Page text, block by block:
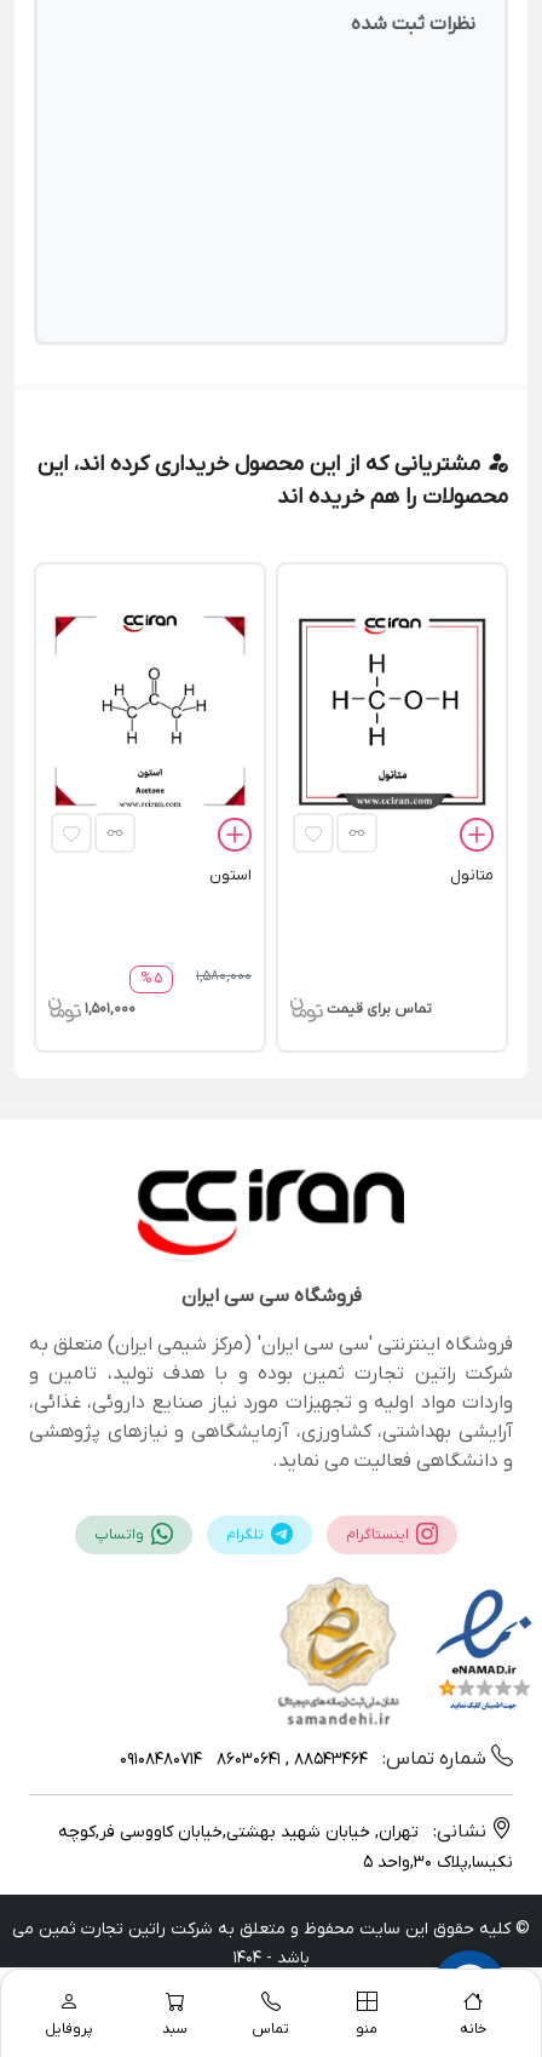
خانه منو تماس سبد پروفایل
نظرات ثبت شده
مشتریانی که از این محصول خریداری کرده اند، این
محصولات را هم خریده اند
متانول
تماس برای قیمت
استون
5 %
1,580,000
1,501,000
فروشگاهسی سی ایران
فروشگاه اینترنتی 'سی سی ایران' (مرکز شیمی ایران) متعلق به
شرکت راتین تجارت ثمین بوده و با هدف تولید، تامین و
واردات مواد اولیه و تجهیزات مورد نیاز صنایع داروئی، غذائی،
آرایشی بهداشتی، کشاورزی، آزمایشگاهی و نیازهای پژوهشی
و دانشگاهی فعالیت می نماید.
اینستاگرام تلگرام واتساپ
شماره تماس: 88543464 , 86030641
09108480714
نشانی:
تهران, خیابان شهید بهشتی,خیابان کاووسی فر,کوچه
نکیسا,پلاک 30,واحد 5
© کلیه حقوق این سایت محفوظ و متعلق به شرکت راتین تجارت ثمین می
باشد - 1404